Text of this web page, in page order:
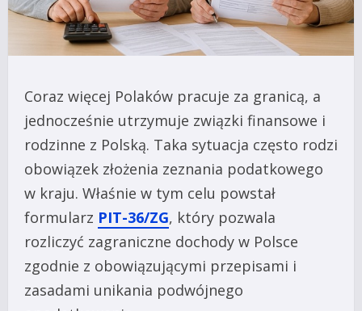
Coraz więcej Polaków pracuje za granicą, a
jednocześnie utrzymuje związki finansowe i
rodzinne z Polską. Taka sytuacja często rodzi
obowiązek złożenia zeznania podatkowego
w kraju. Właśnie w tym celu powstał
formularz PIT-36/ZG, który pozwala
rozliczyć zagraniczne dochody w Polsce
zgodnie z obowiązującymi przepisami i
zasadami unikania podwójnego